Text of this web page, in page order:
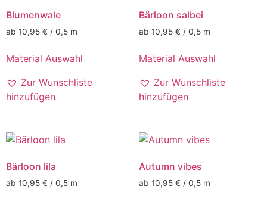
Blumenwale
ab 10,95 € / 0,5 m
Material Auswahl
Zur Wunschliste
hinzufügen
Bärloon salbei
ab 10,95 € / 0,5 m
Material Auswahl
Zur Wunschliste
hinzufügen
Bärloon lila
ab 10,95 € / 0,5 m
Autumn vibes
ab 10,95 € / 0,5 m